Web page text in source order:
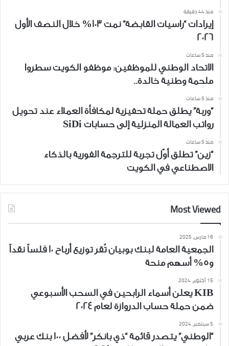
منذ 44 دقيقة
إيرادات “راسيات القابضة” نمت 103% خلال النصف الأول
2026
منذ 5 ساعات
الاتحاد الوطني للموظفين: موظفو الكويت سطروا
ملحمة وطنية خالدة..
منذ 5 ساعات
“وربة” يطلق حملة تحفيزية لمكافأة العملاء عند تحويل
رواتب العمالة المنزلية إلى حسابات SiDi
منذ 5 ساعات
“زين” تطلق أوّل تجربة للترجمة الفورية بالذكاء
الاصطناعي في الكويت
Most Viewed
16 مارس، 2025
الجمعية العامة لبنك بوبيان تُقر توزيع أرباح 10 فلساً نقداً
و5% أسهم منحة
15 أكتوبر، 2024
KIB يعلن أسماء الرابحين في السحب الأسبوعي
ضمن حملة حساب الدروازة لعام 2024
5 سبتمبر، 2024
“الوطني” يتصدر قائمة “ذي بانكر” لأفضل 100 بنك عربي